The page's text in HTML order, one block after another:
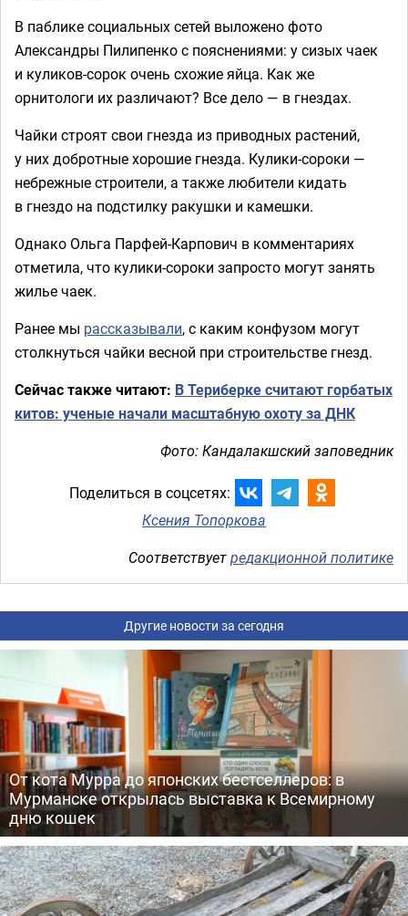
В паблике социальных сетей выложено фото
Александры Пилипенко с пояснениями: у сизых чаек
и куликов-сорок очень схожие яйца. Как же
орнитологи их различают? Все дело — в гнездах.
Чайки строят свои гнезда из приводных растений,
у них добротные хорошие гнезда. Кулики-сороки —
небрежные строители, а также любители кидать
в гнездо на подстилку ракушки и камешки.
Однако Ольга Парфей-Карпович в комментариях
отметила, что кулики-сороки запросто могут занять
жилье чаек.
Ранее мы рассказывали, с каким конфузом могут
столкнуться чайки весной при строительстве гнезд.
Сейчас также читают: В Териберке считают горбатых
китов: ученые начали масштабную охоту за ДНК
Фото: Кандалакшский заповедник
Поделиться в соцсетях:
Ксения Топоркова
Соответствуетредакционной политике
Другие новости за сегодня
От кота Мурра до японских бестселлеров: в
Мурманске открылась выставка к Всемирному
дню кошек